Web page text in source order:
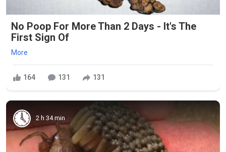
No Poop For More Than 2 Days - It's The
First Sign Of
More
164 131 131
2 h 34 min